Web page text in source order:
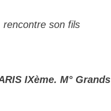
son fils
IXème. M° Grands